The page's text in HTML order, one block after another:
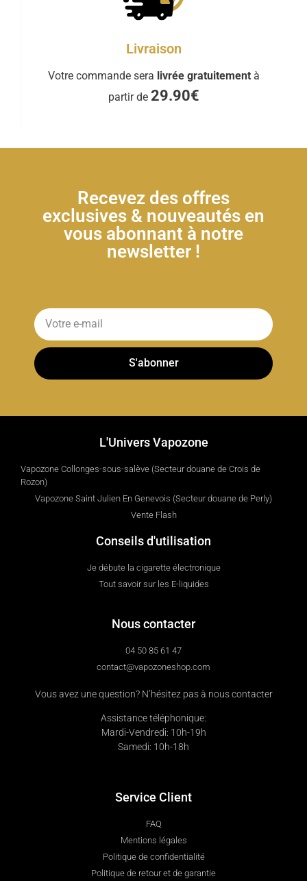
Livraison
Votre commande sera livrée gratuitement à
partir de 29.90€
Recevez des offres
exclusives & nouveautés en
vous abonnant à notre
newsletter !
S'abonner
L'Univers Vapozone
Vapozone Collonges-sous-salève (Secteur douane de Crois de
Rozon)
Vapozone Saint Julien En Genevois (Secteur douane de Perly)
Vente Flash
Conseils d'utilisation
Je débute la cigarette électronique
Tout savoir sur les E-liquides
Nous contacter
04 50 85 61 47
contact@vapozoneshop.com
Vous avez une question? N’hésitez pas à nous contacter
Assistance téléphonique:
Mardi-Vendredi: 10h-19h
Samedi: 10h-18h
Service Client
FAQ
Mentions légales
Politique de confidentialité
Politique de retour et de garantie